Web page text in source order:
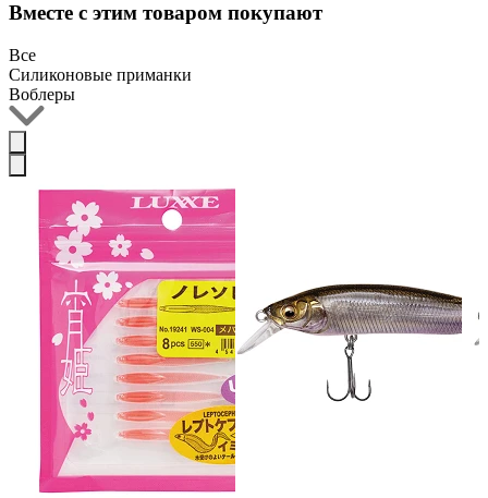
Вместе с этим товаром покупают
Все
Силиконовые приманки
Воблеры